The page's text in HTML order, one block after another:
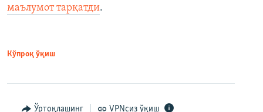
маълумот тарқатди.
Кўпроқ ўқиш
Ўртоқлашинг VPNсиз ўқиш